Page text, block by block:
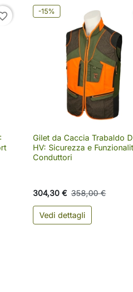
al carrello
-15%
 Anteprima
Gilet da Caccia Trabaldo
HV: Sicurezza e
Conduttori
304,30 € 358,00 €
Vedi dettagli